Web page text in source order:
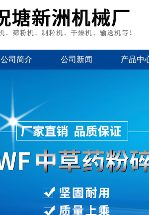
公司简介 公司新闻 产品中